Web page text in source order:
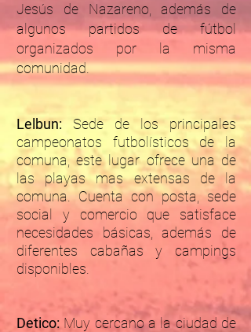
Jesús de Nazareno, además de
algunos partidos de fútbol
organizados por la misma
comunidad.
Lelbun: Sede de los principales
campeonatos futbolísticos de la
comuna, este lugar ofrece una de
las playas mas extensas de la
comuna. Cuenta con posta, sede
social y comercio que satisface
necesidades básicas, además de
diferentes cabañas y campings
disponibles.
Detico: Muy cercano a la ciudad de